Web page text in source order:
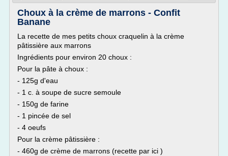
Choux à la crème de marrons - Confit
Banane
La recette de mes petits choux craquelin à la crème
pâtissière aux marrons
Ingrédients pour environ 20 choux :
Pour la pâte à choux :
- 125g d'eau
- 1 c. à soupe de sucre semoule
- 150g de farine
- 1 pincée de sel
- 4 oeufs
Pour la crème pâtissière :
- 460g de crème de marrons (recette par ici )